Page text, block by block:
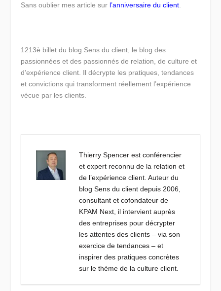
Sans oublier mes article sur l’anniversaire du client
1213è billet du blog Sens du client, le blog des
passionnées et des passionnés de relation, de culture et
d’expérience client. Il décrypte les pratiques, tendances
et convictions qui transforment réellement l’expérience
vécue par les clients.
Thierry Spencer est conférencier
et expert reconnu de la relation et
de l’expérience client. Auteur du
blog Sens du client depuis 2006,
consultant et cofondateur de
KPAM Next, il intervient auprès
des entreprises pour décrypter
les attentes des clients – via son
exercice de tendances – et
inspirer des pratiques concrètes
sur le thème de la culture client.